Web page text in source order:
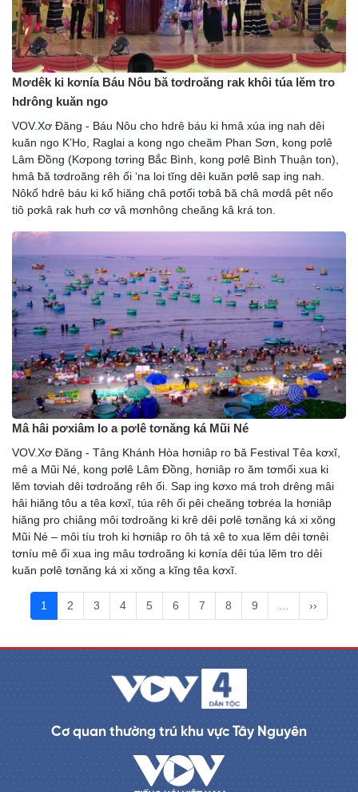
Mơdêk ki kơnía Báu Nôu ƀă tơdroăng rak khôi túa lĕm tro
hdrông kuăn ngo
VOV.Xơ Đăng - Báu Nôu cho hdrê báu ki hmâ xúa ing nah dêi
kuăn ngo K’Ho, Raglai a kong ngo cheăm Phan Sơn, kong pơlê
Lâm Đồng (Kơpong tơring Bắc Bình, kong pơlê Bình Thuận ton),
hmâ ƀă tơdroăng rêh ối ‘na loi tĭng dêi kuăn pơlê sap ing nah.
Nôkố hdrê báu ki kố hiăng châ pơtối tơbâ ƀă châ mơdâ pêt nếo
tiô pơkâ rak hưh cơ vâ mơnhông cheăng kâ krá ton.
Mâ hâi pơxiâm lo a pơlê tơnăng ká Mũi Né
VOV.Xơ Đăng - Tâng Khánh Hòa hơniâp ro ƀă Festival Têa kơxĭ,
mê a Mũi Né, kong pơlê Lâm Đồng, hơniâp ro ăm tơmối xua ki
lĕm tơviah dêi tơdroăng rêh ối. Sap ing kơxo má troh drêng mâi
hâi hiăng tôu a têa kơxĭ, túa rêh ối pêi cheăng tơbréa la hơniâp
hiăng pro chiâng môi tơdroăng ki krê dêi pơlê tơnăng ká xi xŏng
Mũi Né – môi tíu troh ki hơniâp ro ôh tá xê to xua lĕm dêi tơnêi
tơníu mê ối xua ing mâu tơdroăng ki kơnía dêi túa lĕm tro dêi
kuăn pơlê tơnăng ká xi xŏng a kĭng têa kơxĭ.
1 2 3 4 5 6 7 8 9 … ››
Cơ quan thường trú khu vực Tây Nguyên